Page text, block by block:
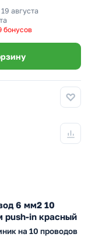
августа
бонусов
6 мм2 10
push-in красный
на 10 проводов